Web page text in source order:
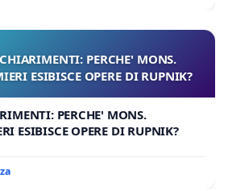
PERCHE' MONS.
ESIBISCE OPERE DI RUPNIK?
PERCHE' MONS.
ESIBISCE OPERE DI RUPNIK?